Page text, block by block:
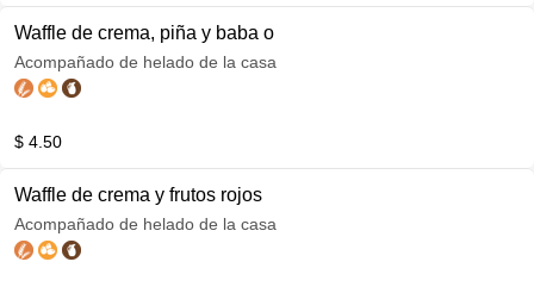
Waffle de crema, piña y baba o
Acompañado de helado de la casa
$ 4.50
Waffle de crema y frutos rojos
Acompañado de helado de la casa